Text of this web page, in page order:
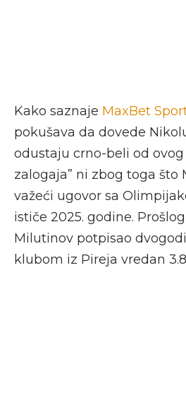
Kako saznaje MaxBet
pokušava da dovede
odustaju crno-beli od ovog
zalogaja” ni zbog toga što
važeći ugovor sa
ističe 2025. godine.
Milutinov potpisao
klubom iz Pireja vredan